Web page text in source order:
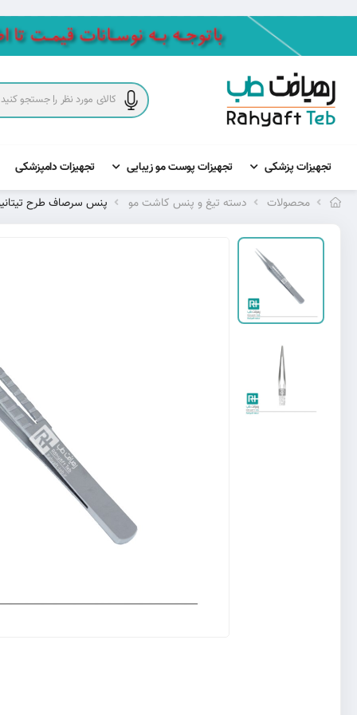
تجهیزات پزشکی تجهیزات پوست مو زیبایی تجهیزات دامپزشکی
محصولات دسته تیغ و پنس کاشت مو پنس سرصاف طرح